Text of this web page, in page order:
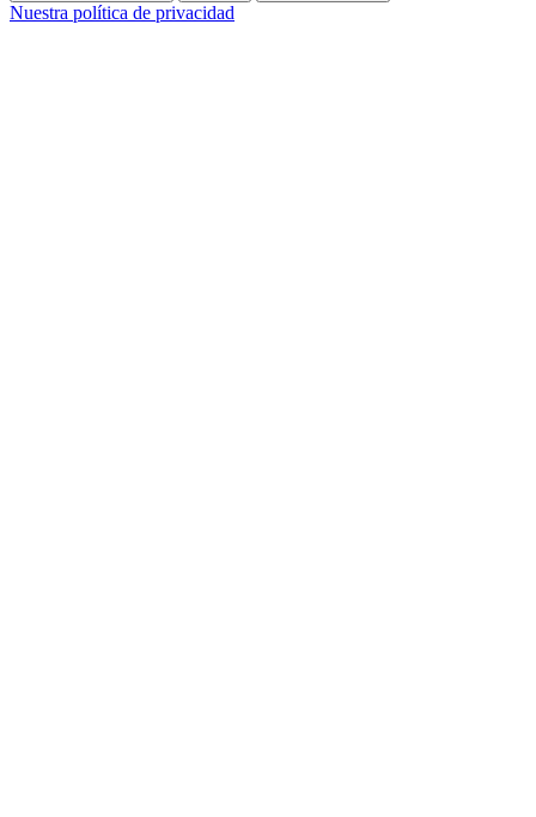
Nuestra política de privacidad